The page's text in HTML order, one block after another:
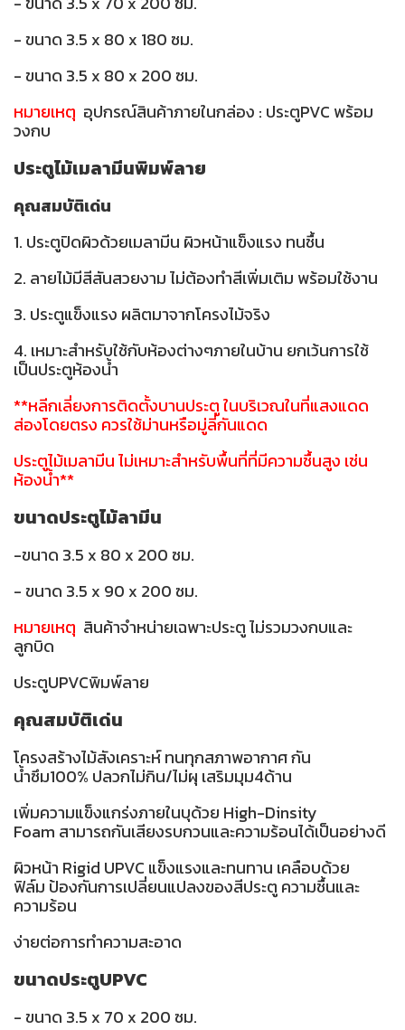
- ขนาด 3.5 x 80 x 180 ซม.
- ขนาด 3.5 x 80 x 200 ซม.
หมายเหตุ อุปกรณ์สินค้าภายในกล่อง : ประตูPVC พร้อม
วงกบ
ประตูไม้เมลามีนพิมพ์ลาย
คุณสมบัติเด่น
1. ประตูปิดผิวด้วยเมลามีน ผิวหน้าแข็งแรง ทนชื้น
2. ลายไม้มีสีสันสวยงาม ไม่ต้องทำสีเพิ่มเติม พร้อมใช้งาน
3. ประตูแข็งแรง ผลิตมาจากโครงไม้จริง
4. เหมาะสำหรับใช้กับห้องต่างๆภายในบ้าน ยกเว้นการใช้
เป็นประตูห้องน้ำ
**หลีกเลี่ยงการติดตั้งบานประตู ในบริเวณในที่แสงแดด
ส่องโดยตรง ควรใช้ม่านหรือมู่ลี่กันแดด
ประตูไม้เมลามีน ไม่เหมาะสำหรับพื้นที่ที่มีความชื้นสูง เช่น
ห้องน้ำ**
ขนาดประตูไม้ลามีน
-ขนาด 3.5 x 80 x 200 ซม.
- ขนาด 3.5 x 90 x 200 ซม.
หมายเหตุ สินค้าจำหน่ายเฉพาะประตู ไม่รวมวงกบและ
ลูกบิด
ประตูUPVCพิมพ์ลาย
คุณสมบัติเด่น
โครงสร้างไม้สังเคราะห์ ทนทุกสภาพอากาศ กัน
น้ำซึม100% ปลวกไม่กิน/ไม่ผุ เสริมมุม4ด้าน
เพิ่มความแข็งแกร่งภายในบุด้วย High-Dinsity
Foam สามารถกันเสียงรบกวนและความร้อนได้เป็นอย่างดี
ผิวหน้า Rigid UPVC แข็งแรงและทนทาน เคลือบด้วย
ฟิล์ม ป้องกันการเปลี่ยนแปลงของสีประตู ความชื้นและ
ความร้อน
ง่ายต่อการทำความสะอาด
ขนาดประตูUPVC
- ขนาด 3.5 x 70 x 200 ซม.